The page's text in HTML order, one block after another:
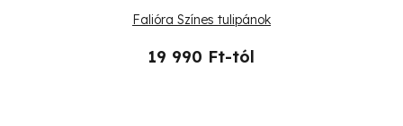
Falióra Színes tulipánok
19 990 Ft-tól